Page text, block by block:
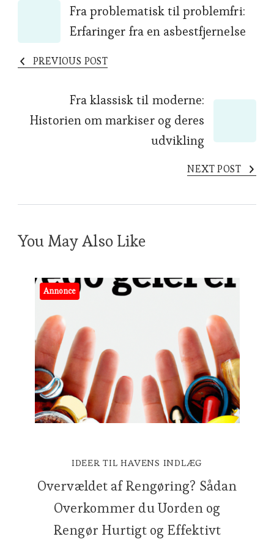
Navigation
Fra problematisk til problemfri:
Erfaringer fra en asbestfjernelse
PREVIOUS POST
Fra klassisk til moderne:
Historien om markiser og deres
udvikling
NEXT POST
You May Also Like
Annonce
IDEER TIL HAVENS INDLÆG
Overvældet af Rengøring? Sådan
Overkommer du Uorden og
Rengør Hurtigt og Effektivt